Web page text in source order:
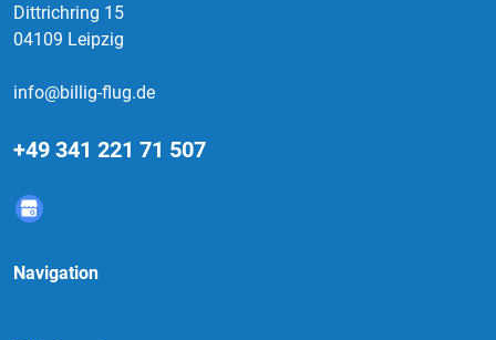
Dittrichring 15
04109 Leipzig
info@billig-flug.de
+49 341 221 71 507
Navigation